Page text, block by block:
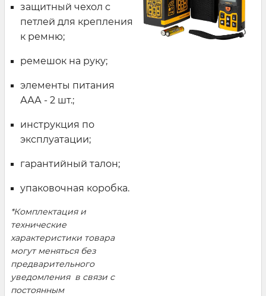
защитный чехол с
петлей для крепления
к ремню;
ремешок на руку;
элементы питания
ААА - 2 шт.;
инструкция по
эксплуатации;
гарантийный талон;
упаковочная коробка.
*Комплектация и
технические
характеристики товара
могут меняться без
предварительного
уведомления в связи с
постоянным